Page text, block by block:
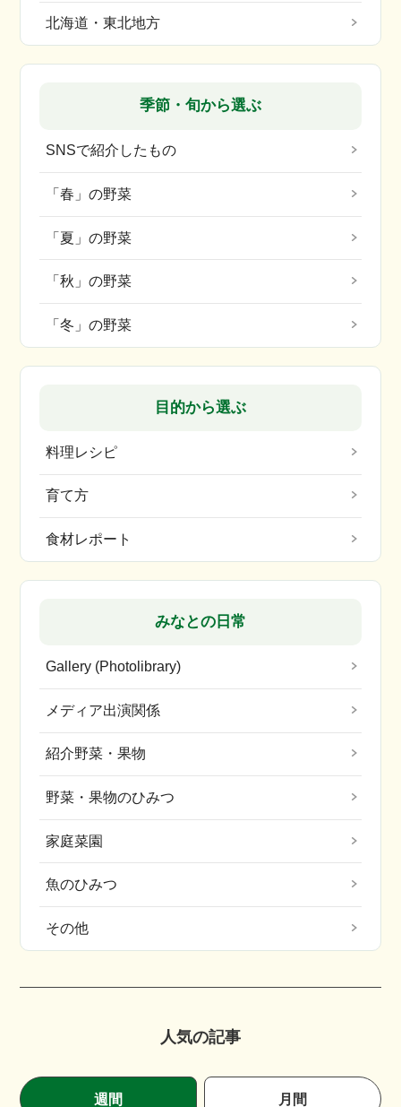
北海道・東北地方
季節・旬から選ぶ
SNSで紹介したもの
「春」の野菜
「夏」の野菜
「秋」の野菜
「冬」の野菜
目的から選ぶ
料理レシピ
育て方
食材レポート
みなとの日常
Gallery (Photolibrary)
メディア出演関係
紹介野菜・果物
野菜・果物のひみつ
家庭菜園
魚のひみつ
その他
人気の記事
週間 月間